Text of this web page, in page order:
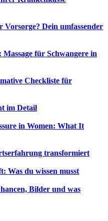
Vorsorge? Dein umfassender
für Schwangere in
Checkliste für
im Detail
in Women: What It
transformiert
Was du wissen musst
Bilder und was